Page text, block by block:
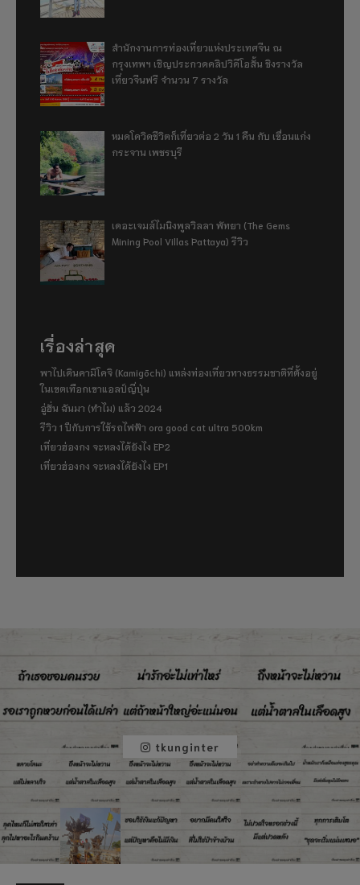
สำนักงานการท่องเที่ยวแห่งประเทศจีน ณ
กรุงเทพฯ เชิญประกวดคลิปวิดีโอสั้น ชิงรางวัล
เที่ยวจีนฟรี จำนวน 7 รางวัล
หมดโควิดชีวิตก็เที่ยวต่อ 2 วัน 1 คืน กับ เขื่อนแก่ง
กระจาน เพชรบุรี
เดอะเจมส์ไมนิงพูลวิลลา พัทยา (The Gems
Mining Pool Villas Pattaya) รีวิว
เรื่องล่าสุด
พาไปเดินคามิโคจิ (Kamigōchi) แหล่งท่องเที่ยวทางธรรมชาติที่ตั้งอยู่
ในเขตเทือกเขาแอลป์ญี่ปุ่น
อู่ฮั่น ฉันมา (ทำไม) แล้ว 2024
รีวิว 1 ปีกับการใช้รถไฟฟ้า ora good cat ultra 500km
เที่ยวฮ่องกง จะหลงได้ยังไง EP2
เที่ยวฮ่องกง จะหลงได้ยังไง EP1
tkunginter